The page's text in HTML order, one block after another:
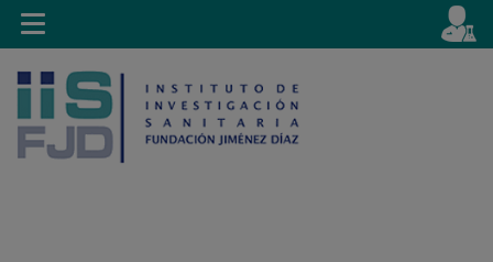
Jump to content
Active
en
Toggle
navigation